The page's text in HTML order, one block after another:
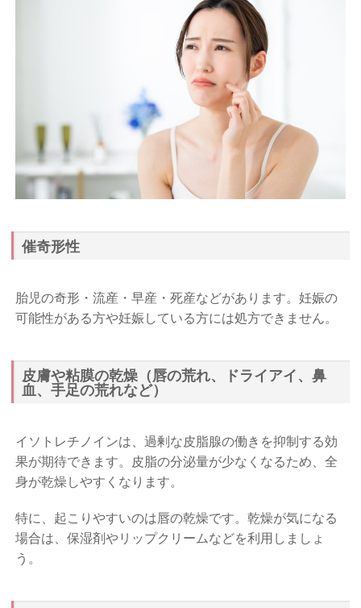
催奇形性
胎児の奇形・流産・早産・死産などがあります。妊娠の
可能性がある方や妊娠している方には処方できません。
皮膚や粘膜の乾燥（唇の荒れ、ドライアイ、鼻
血、手足の荒れなど）
イソトレチノインは、過剰な皮脂腺の働きを抑制する効
果が期待できます。皮脂の分泌量が少なくなるため、全
身が乾燥しやすくなります。
特に、起こりやすいのは唇の乾燥です。乾燥が気になる
場合は、保湿剤やリップクリームなどを利用しましょ
う。